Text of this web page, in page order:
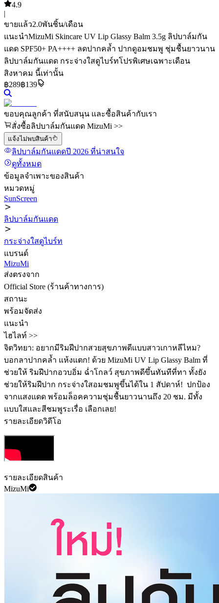
4.9
|
ขายแล้ว2.0พันชิ้น/เดือน
แนะนำMizuMi Skincare UV Lip Glassy Balm 3.5g ลิปบาล์มกัน
แดด SPF50+ PA++++ ลดปากคล้ำ ปากดูอมชมพู ชุ่มชื้นยาวนาน
ลิปบาล์มกันแดด กระจ่างใสดูไบร์ทโปรพิเศษเฉพาะเดือน
สิงหาคม นี้เท่านั้น
฿289฿139
ขอบคุณลูกค้า ที่สนับสนุน และซื้อสินค้ากับเรา
สั่งซื้อลิปบาล์มกันแดด MizuMi >>
แจ้งไม่พบสินค้า
ลิปบาล์มกันแดดปี 2026 ที่น่าสนใจ
ดูทั้งหมด
ข้อมูลจำเพาะของสินค้า
หมวดหมู่
SunScreen
ลิปบาล์มกันแดด
กระจ่างใสดูไบร์ท
แบรนด์
MizuMi
ส่งตรงจาก
Official Store (ร้านค้าทางการ)
สถานะ
พร้อมจัดส่ง
แนะนำ
ไฮไลท์ >>
จิตวิทยา: อยากมีริมฝีปากสวยสุขภาพดีแบบสาวเกาหลีไหม?
บอกลาปากคล้ำ แห้งแตก! ด้วย MizuMi UV Lip Glassy Balm ที่
ช่วยให้ ริมฝีปากอวบอิ่ม ฉ่ำโกลว์ สุขภาพดีขึ้นทันทีที่ทา ทั้งยัง
ช่วยให้ริมฝีปาก กระจ่างใสอมชมพูขึ้นได้ใน 1 สัปดาห์! ️ ปกป้อง
จากแสงแดด พร้อมล็อคความชุ่มชื้นยาวนานถึง 20 ชม. มีทั้ง
แบบใสและสีชมพูระเรื่อ เลือกเลย!
รายละเอียดวิดีโอ
รายละเอียดสินค้า
MizuMi